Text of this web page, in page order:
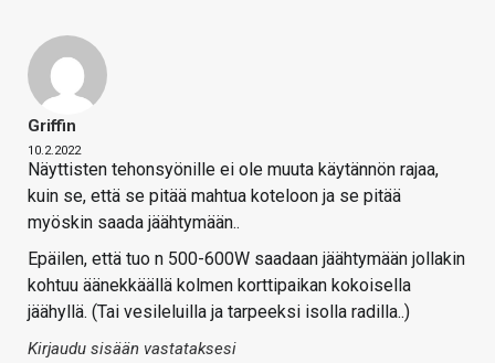
Griffin
10.2.2022
Näyttisten tehonsyönille ei ole muuta käytännön rajaa,
kuin se, että se pitää mahtua koteloon ja se pitää
myöskin saada jäähtymään..
Epäilen, että tuo n 500-600W saadaan jäähtymään jollakin
kohtuu äänekkäällä kolmen korttipaikan kokoisella
jäähyllä. (Tai vesileluilla ja tarpeeksi isolla radilla..)
Kirjaudu sisään vastataksesi